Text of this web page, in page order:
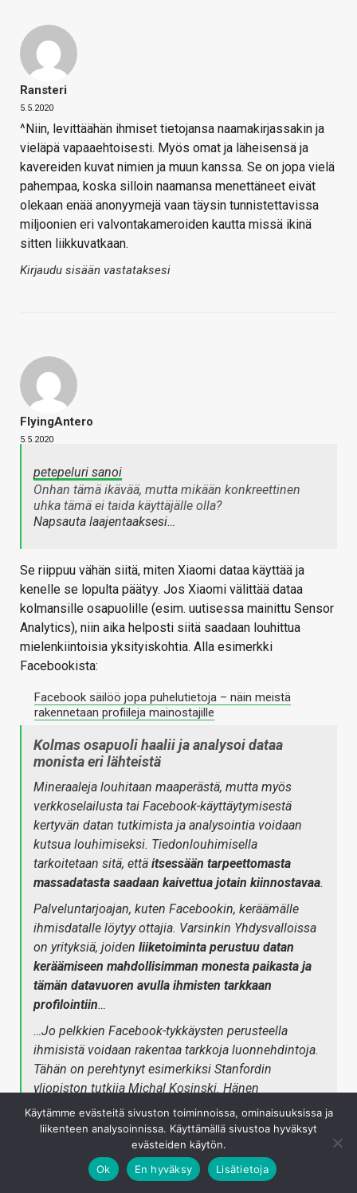
Ransteri
5.5.2020
^Niin, levittäähän ihmiset tietojansa naamakirjassakin ja
vieläpä vapaaehtoisesti. Myös omat ja läheisensä ja
kavereiden kuvat nimien ja muun kanssa. Se on jopa vielä
pahempaa, koska silloin naamansa menettäneet eivät
olekaan enää anonyymejä vaan täysin tunnistettavissa
miljoonien eri valvontakameroiden kautta missä ikinä
sitten liikkuvatkaan.
Kirjaudu sisään vastataksesi
FlyingAntero
5.5.2020
petepeluri sanoi
Onhan tämä ikävää, mutta mikään konkreettinen
uhka tämä ei taida käyttäjälle olla?
Napsauta laajentaaksesi…
Se riippuu vähän siitä, miten Xiaomi dataa käyttää ja
kenelle se lopulta päätyy. Jos Xiaomi välittää dataa
kolmansille osapuolille (esim. uutisessa mainittu Sensor
Analytics), niin aika helposti siitä saadaan louhittua
mielenkiintoisia yksityiskohtia. Alla esimerkki
Facebookista:
Facebook säilöö jopa puhelutietoja – näin meistä
rakennetaan profiileja mainostajille
Kolmas osapuoli haalii ja analysoi dataa
monista eri lähteistä
Mineraaleja louhitaan maaperästä, mutta myös
verkkoselailusta tai Facebook-käyttäytymisestä
kertyvän datan tutkimista ja analysointia voidaan
kutsua louhimiseksi. Tiedonlouhimisella
tarkoitetaan sitä, että itsessään tarpeettomasta
massadatasta saadaan kaivettua jotain kiinnostavaa.
Palveluntarjoajan, kuten Facebookin, keräämälle
ihmisdatalle löytyy ottajia. Varsinkin Yhdysvalloissa
on yrityksiä, joiden liiketoiminta perustuu datan
keräämiseen mahdollisimman monesta paikasta ja
tämän datavuoren avulla ihmisten tarkkaan
profilointiin…
…Jo pelkkien Facebook-tykkäysten perusteella
ihmisistä voidaan rakentaa tarkkoja luonnehdintoja.
Tähän on perehtynyt esimerkiksi Stanfordin
yliopiston tutkija Michal Kosinski. Hänen
tutkimusryhmänsä tutki 58 000 ihmisen Facebook-
dataa, vastaavia tietoja kuin mitä Facebook
hyödyntää segmentoinnissa. Kosinski ja kumppanit
saivat lähes aukottomasti selville esimerkiksi sen,
ovatko koehenkilön vanhemmat eronneet.
Käytämme evästeitä sivuston toiminnoissa, ominaisuuksissa ja
liikenteen analysoinnissa. Käyttämällä sivustoa hyväksyt
evästeiden käytön.
Ok
En hyväksy Lisätietoja